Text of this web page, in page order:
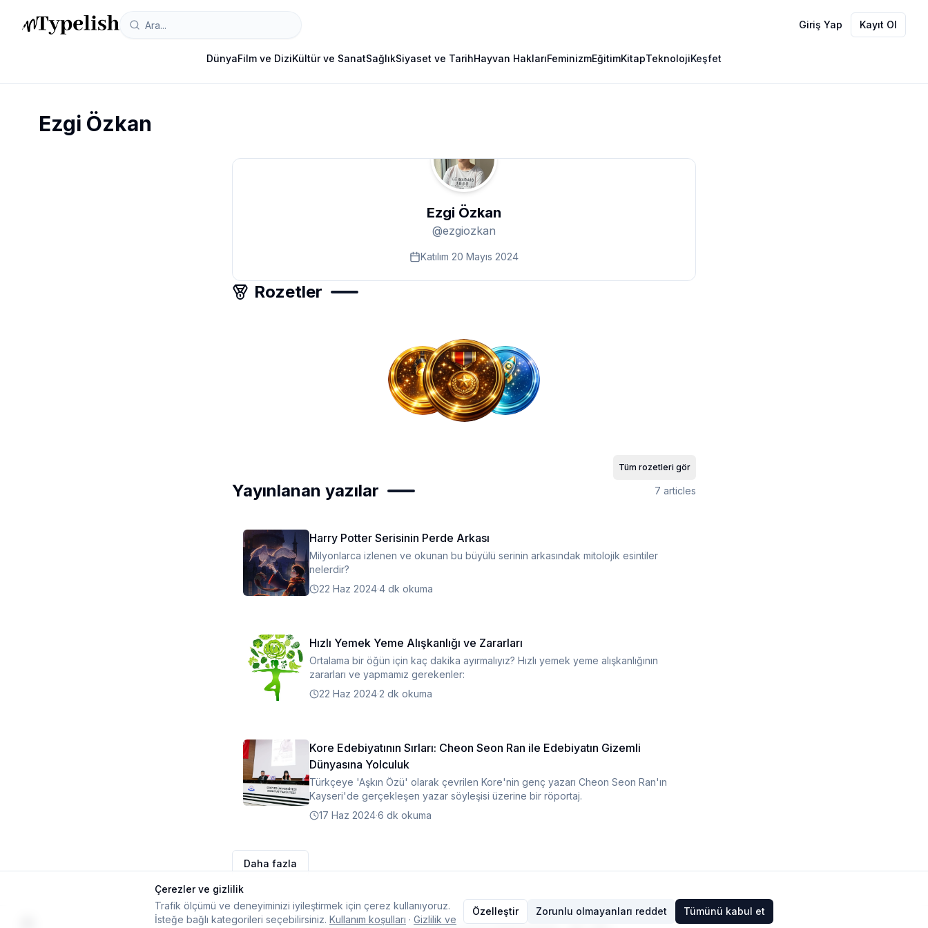
Giriş Yap Kayıt Ol
DünyaFilm ve DiziKültür ve SanatSağlıkSiyaset ve TarihHayvan HaklarıFeminizmEğitimKitapTeknolojiKeşfet
Ezgi Özkan
Ezgi Özkan
@ezgiozkan
Katılım 20 Mayıs 2024
Rozetler
Tüm rozetleri gör
Yayınlanan yazılar 7 articles
Harry Potter Serisinin Perde Arkası
Milyonlarca izlenen ve okunan bu büyülü serinin arkasındak mitolojik esintiler
nelerdir?
22 Haz 2024·4 dk okuma
Hızlı Yemek Yeme Alışkanlığı ve Zararları
Ortalama bir öğün için kaç dakika ayırmalıyız? Hızlı yemek yeme alışkanlığının
zararları ve yapmamız gerekenler:
22 Haz 2024·2 dk okuma
Kore Edebiyatının Sırları: Cheon Seon Ran ile Edebiyatın Gizemli
Dünyasına Yolculuk
Türkçeye 'Aşkın Özü' olarak çevrilen Kore'nin genç yazarı Cheon Seon Ran'ın
Kayseri'de gerçekleşen yazar söyleşisi üzerine bir röportaj.
17 Haz 2024·6 dk okuma
Daha fazla
Çerezler ve gizlilik
Trafik ölçümü ve deneyiminizi iyileştirmek için çerez kullanıyoruz.
İsteğe bağlı kategorileri seçebilirsiniz. Kullanım koşulları · Gizlilik ve
Özelleştir Zorunlu olmayanları reddet Tümünü kabul et